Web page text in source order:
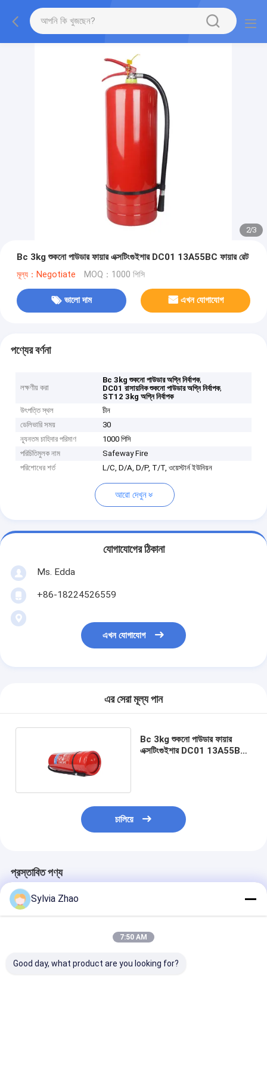
2/3
Bc 3kg শুকনো পাউডার ফায়ার এক্সটিংগুইশার DC01 13A55BC ফায়ার রেট
মূল্য：Negotiate MOQ：1000 পিসি
ভালো দাম এখন যোগাযোগ
পণ্যের বর্ণনা
লক্ষণীয় করা
Bc 3kg শুকনো পাউডার অগ্নি নির্বাপক,
DC01 রাসায়নিক শুকনো পাউডার অগ্নি নির্বাপক,
ST12 3kg অগ্নি নির্বাপক
উৎপত্তি স্থল
চীন
ডেলিভারি সময়
30
ন্যূনতম চাহিদার পরিমাণ
1000 পিসি
পরিচিতিমুলক নাম
Safeway Fire
পরিশোধের শর্ত
L/C, D/A, D/P, T/T, ওয়েস্টার্ন ইউনিয়ন
আরো দেখুন
যোগাযোগের ঠিকানা
Ms. Edda
+86-18224526559
এখন যোগাযোগ
এর সেরা মূল্য পান
Bc 3kg শুকনো পাউডার ফায়ার
এক্সটিংগুইশার DC01 13A55BC
চালিয়ে
প্রস্তাবিত পণ্য
Sylvia Zhao
7:50 AM
Good day, what product are you looking for?